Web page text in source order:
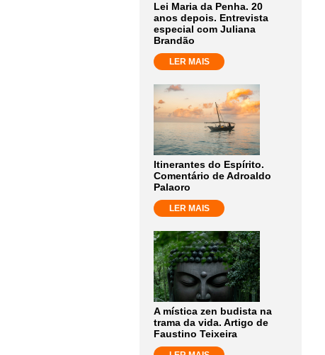
Lei Maria da Penha. 20
anos depois. Entrevista
especial com Juliana
Brandão
LER MAIS
Itinerantes do Espírito.
Comentário de Adroaldo
Palaoro
LER MAIS
A mística zen budista na
trama da vida. Artigo de
Faustino Teixeira